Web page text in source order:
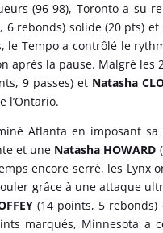
(96-98), Toronto a su
6 rebonds) solide (20 pts) et
le Tempo a contrôlé le
après la pause. Malgré
9 passes) et Natasha
l’Ontario.
Atlanta en imposant
et une Natasha HOWARD
encore serré, les Lynx
grâce à une attaque
(14 points, 5 rebonds)
marqués, Minnesota a